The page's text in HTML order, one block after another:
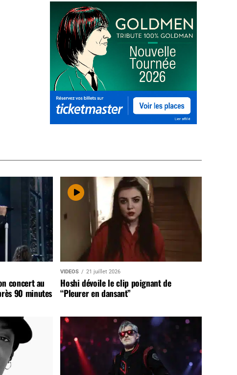
concert au
90 minutes
VIDEOS 21 juillet 2026
Hoshi dévoile le clip poignant de
“Pleurer en dansant”